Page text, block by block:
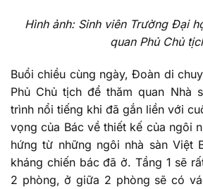
Hình ảnh: Sinh viên Trường Đại
quan Phủ Chủ
Buổi chiều cùng ngày, Đoàn di
Phủ Chủ tịch để thăm quan Nhà
trình nổi tiếng khi đã gắn liền với
vọng của Bác về thiết kế của ngôi
hứng từ những ngôi nhà sàn Việt
kháng chiến bác đã ở. Tầng 1 sẽ
2 phòng, ở giữa 2 phòng sẽ có